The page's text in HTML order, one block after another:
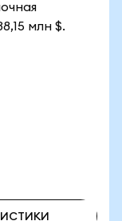
млн $.